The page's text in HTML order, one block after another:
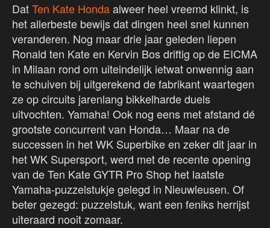
DatTen Kate Hondaalweer heel vreemd klinkt, is
het allerbeste bewijs dat dingen heel snel kunnen
veranderen. Nog maar drie jaar geleden liepen
Ronald ten Kate en Kervin Bos driftig op de EICMA
in Milaan rond om uiteindelijk ietwat onwennig aan
te schuiven bij uitgerekend de fabrikant waartegen
ze op circuits jarenlang bikkelharde duels
uitvochten. Yamaha! Ook nog eens met afstand dé
grootste concurrent van Honda… Maar na de
successen in het WK Superbike en zeker dit jaar in
het WK Supersport, werd met de recente opening
van de Ten Kate GYTR Pro Shop het laatste
Yamaha-puzzelstukje gelegd in Nieuwleusen. Of
beter gezegd: puzzelstuk, want een feniks herrijst
uiteraard nooit zomaar.